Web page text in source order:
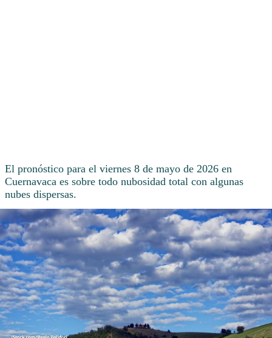
El pronóstico para el viernes 8 de mayo de 2026 en
Cuernavaca es sobre todo nubosidad total con algunas
nubes dispersas.